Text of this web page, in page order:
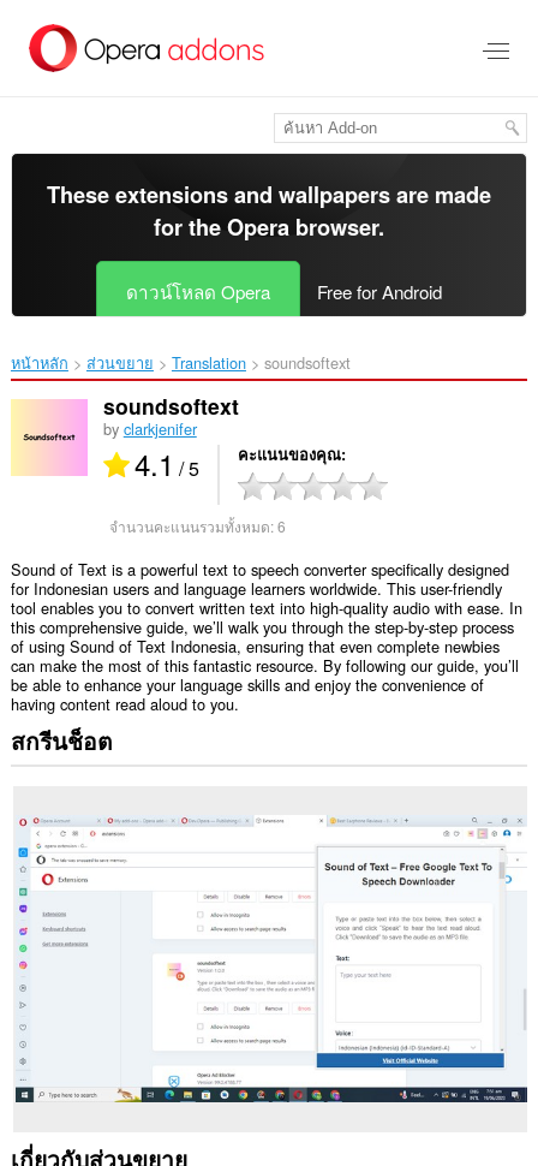
These extensions and wallpapers are made
for theOpera browser.
ดาวน์โหลด Opera Free for Android
หน้าหลัก ส่วนขยาย Translation soundsoftext‎
soundsoftext
by clarkjenifer
4.1 / 5 คะแนนของคุณ
จำนวนคะแนนรวมทั้งหมด:6
Sound of Text is a powerful text to speech converter specifically designed
for Indonesian users and language learners worldwide. This user-friendly
tool enables you to convert written text into high-quality audio with ease. In
this comprehensive guide, we’ll walk you through the step-by-step process
of using Sound of Text Indonesia, ensuring that even complete newbies
can make the most of this fantastic resource. By following our guide, you’ll
be able to enhance your language skills and enjoy the convenience of
having content read aloud to you.
สกรีนช็อต
เกี่ยวกับส่วนขยาย